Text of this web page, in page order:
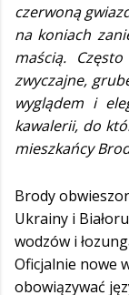
czerwoną
na koniach
maścią.
zwyczajne,
wyglądem i
kawalerii, do
mieszkańcy
Brody
Ukrainy i
wodzów i
Oficjalnie nowe
obowiązywać